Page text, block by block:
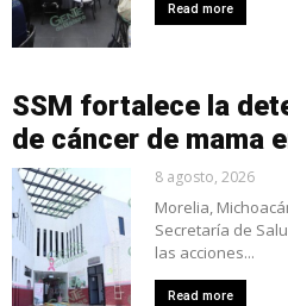
Read more
SSM fortalece la
de cáncer de mama
8 agosto, 2026
Morelia,
Secretaría de
las acciones...
Read more